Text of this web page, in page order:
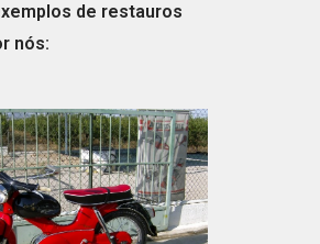
de restauros
nós: